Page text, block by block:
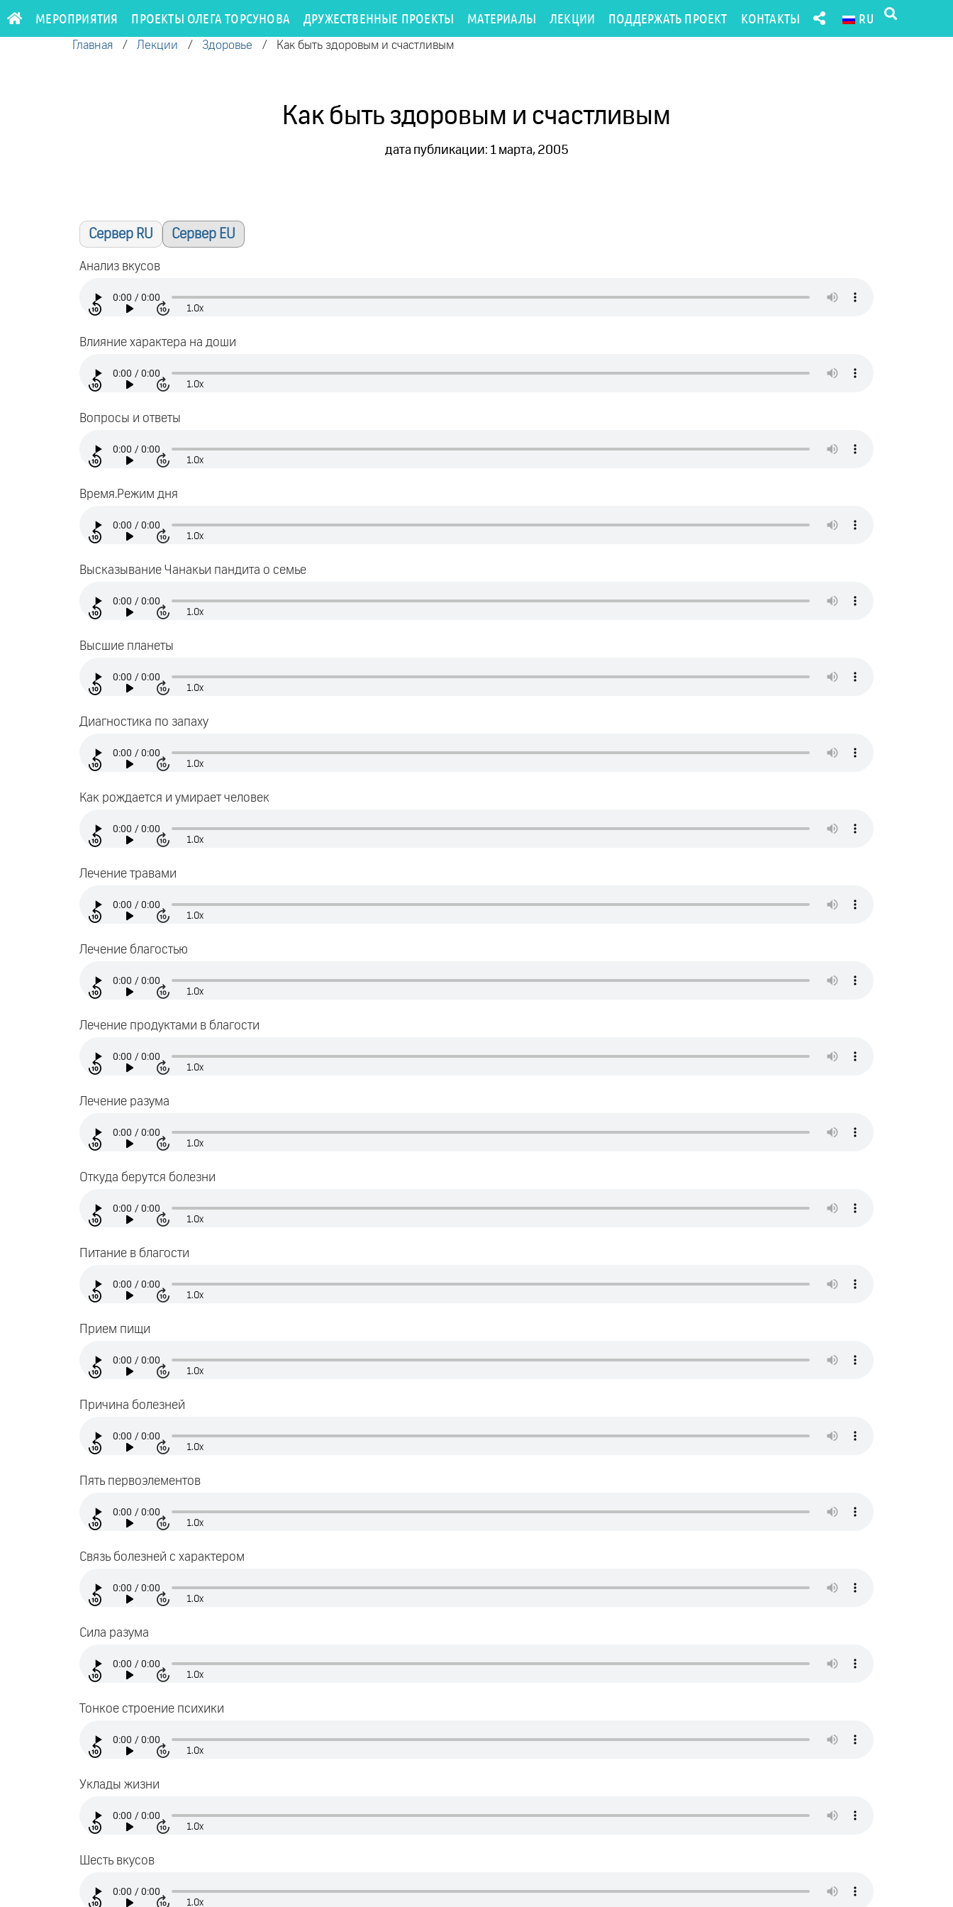
МЕРОПРИЯТИЯ ПРОЕКТЫ ОЛЕГА ТОРСУНОВА ДРУЖЕСТВЕННЫЕ ПРОЕКТЫ МАТЕРИАЛЫ ЛЕКЦИИ ПОДДЕРЖАТЬ ПРОЕКТ КОНТАКТЫ RU
Главная / Лекции / Здоровье / Как быть здоровым и счастливым
Как быть здоровым и счастливым
дата публикации: 1 марта, 2005
Сервер RU Сервер EU
Анализ вкусов
1.0x
Влияние характера на доши
1.0x
Вопросы и ответы
1.0x
Время.Режим дня
1.0x
Высказывание Чанакьи пандита о семье
1.0x
Высшие планеты
1.0x
Диагностика по запаху
1.0x
Как рождается и умирает человек
1.0x
Лечение травами
1.0x
Лечение благостью
1.0x
Лечение продуктами в благости
1.0x
Лечение разума
1.0x
Откуда берутся болезни
1.0x
Питание в благости
1.0x
Прием пищи
1.0x
Причина болезней
1.0x
Пять первоэлементов
1.0x
Связь болезней с характером
1.0x
Сила разума
1.0x
Тонкое строение психики
1.0x
Уклады жизни
1.0x
Шесть вкусов
1.0x